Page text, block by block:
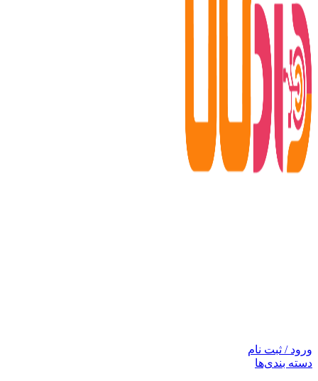
ورود / ثبت نام
دسته بندی‌ها